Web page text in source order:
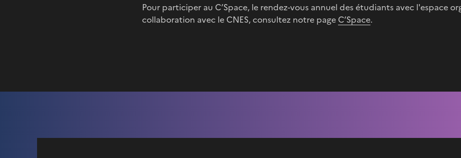
Pour participer au C’Space, le rendez-vous annuel des étudiants avec l'espace
collaboration avec le CNES, consultez notre page C’Space.